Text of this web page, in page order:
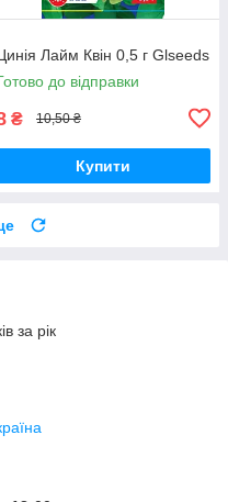
Лайм Квін 0,5 г Glseeds
до відправки
₴ 10,50 ₴
Купити
за рік